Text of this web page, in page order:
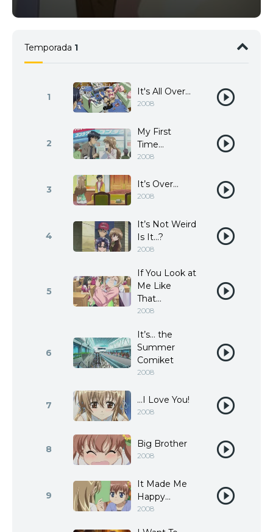
Temporada 1
1 It's All Over...
2008
2
My First
Time…
2008
3 It’s Over…
2008
4
It’s Not Weird
Is It…?
2008
5
If You Look at
Me Like
That…
2008
6
It’s… the
Summer
Comiket
2008
7 …I Love You!
2008
8 Big Brother
2008
9
It Made Me
Happy…
2008